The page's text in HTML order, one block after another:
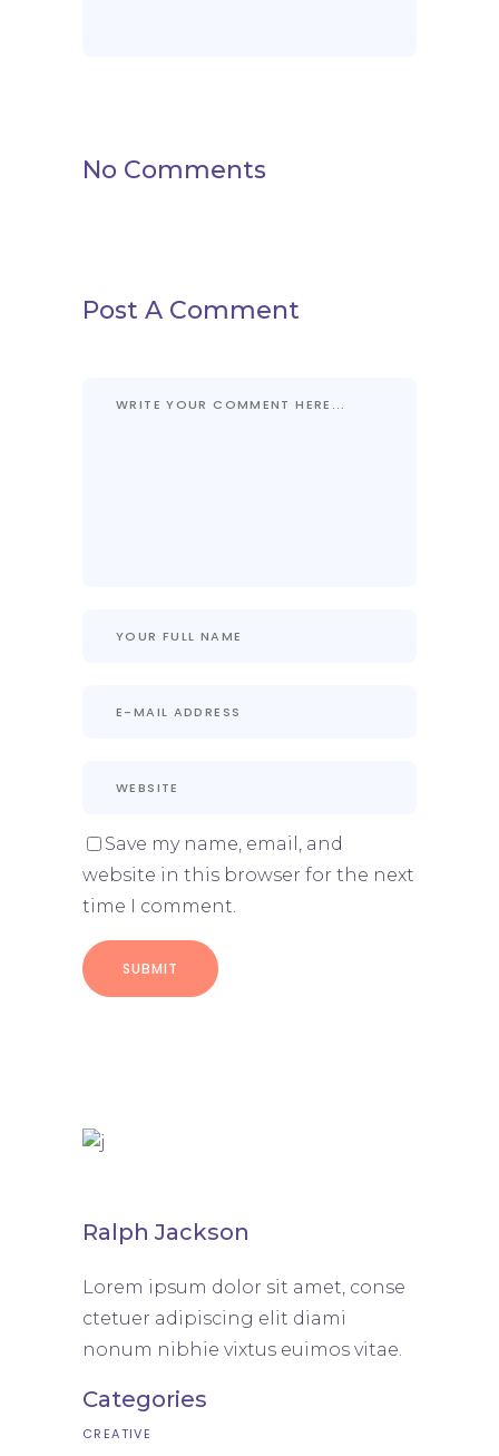
No Comments
Post A Comment
Save my name, email, and
website in this browser for the next
time I comment.
Ralph Jackson
Lorem ipsum dolor sit amet, conse
ctetuer adipiscing elit diami
nonum nibhie vixtus euimos vitae.
Categories
CREATIVE